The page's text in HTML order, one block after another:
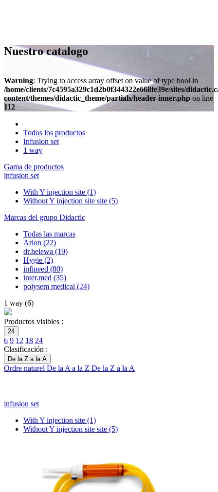
Nuestro catalogo
Warning: Trying to access array offset on value of type bool in
/home/clients/7c4595a329c1d2b0f344322e668fe39e/sites/
content/themes/didactic_theme/partials/header-inner.php on line
112
Todos los productos
Infusion set
1 way
Gama de productos
infusion set
With Y injection site (1)
Without Y injection site site (5)
Marcas del grupo Didactic
Todas las marcas
Arion (22)
dr.helewa (19)
Hygie (2)
infineed (80)
inter.med (35)
polysem medical (24)
1 way (6)
Productos visibles :
24
6 9 12 18 24
Clasificación :
De la Z a la A
Ordre naturel De la A a la Z De la Z a la A
infusion set
With Y injection site (1)
Without Y injection site site (5)